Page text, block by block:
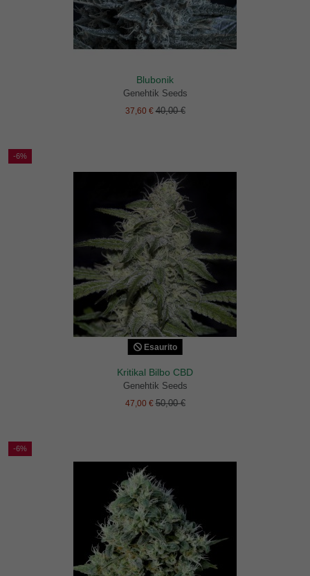
Blubonik
Genehtik Seeds
37,60 €40,00 €
-6%
Esaurito
Kritikal Bilbo CBD
Genehtik Seeds
47,00 €50,00 €
-6%